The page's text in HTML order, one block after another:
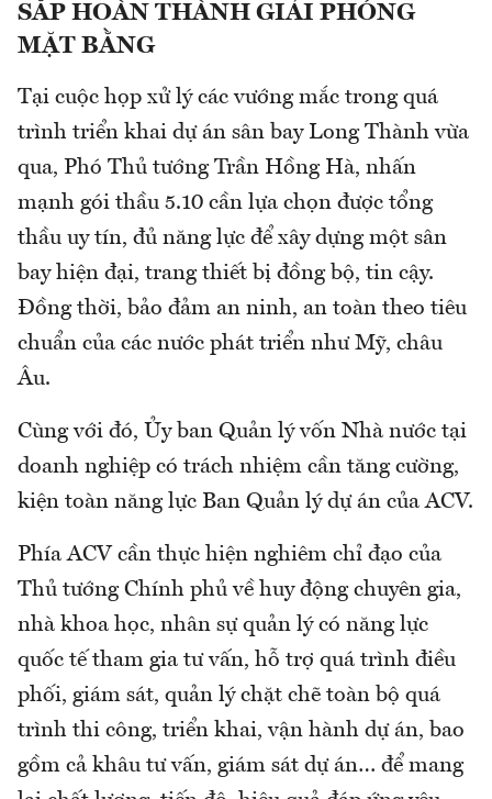
SẮP HOÀN THÀNH GIẢI PHÓNG
MẶT BẰNG
Tại cuộc họp xử lý các vướng mắc trong quá
trình triển khai dự án sân bay Long Thành vừa
qua, Phó Thủ tướng Trần Hồng Hà, nhấn
mạnh gói thầu 5.10 cần lựa chọn được tổng
thầu uy tín, đủ năng lực để xây dựng một sân
bay hiện đại, trang thiết bị đồng bộ, tin cậy.
Đồng thời, bảo đảm an ninh, an toàn theo tiêu
chuẩn của các nước phát triển như Mỹ, châu
Âu.
Cùng với đó, Ủy ban Quản lý vốn Nhà nước tại
doanh nghiệp có trách nhiệm cần tăng cường,
kiện toàn năng lực Ban Quản lý dự án của ACV.
Phía ACV cần thực hiện nghiêm chỉ đạo của
Thủ tướng Chính phủ về huy động chuyên gia,
nhà khoa học, nhân sự quản lý có năng lực
quốc tế tham gia tư vấn, hỗ trợ quá trình điều
phối, giám sát, quản lý chặt chẽ toàn bộ quá
trình thi công, triển khai, vận hành dự án, bao
gồm cả khâu tư vấn, giám sát dự án… để mang